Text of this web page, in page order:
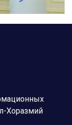
Хоразмий